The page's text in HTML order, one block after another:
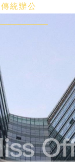
傳統辦公